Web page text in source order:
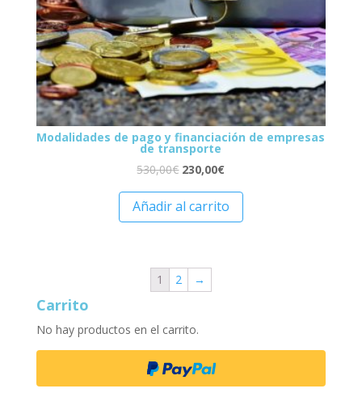
Modalidades de pago y financiación de empresas
de transporte
530,00€ 230,00€
Añadir al carrito
1 2 →
Carrito
No hay productos en el carrito.